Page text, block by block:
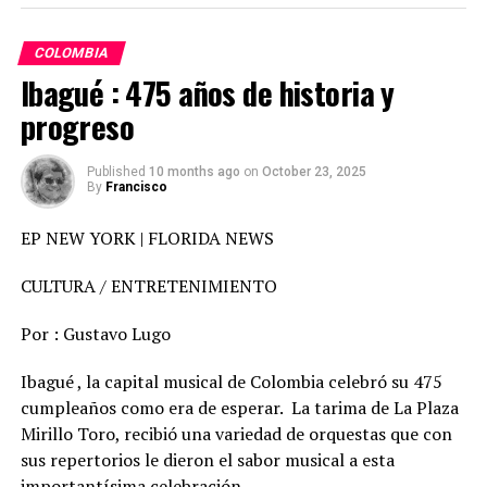
El fenómeno de las sectas siempre ha despertado un
enorme interés y preocupación en la sociedad.
La palabra secta viene del latín secare, que significa
sectario, cortar y presenta una connotación negativa, la
idea de separación. Esta separación originariamente
pensamiento. En Europa, dicha palabra se considera
a un maestro.
La definición técnica del concepto “secta” comenzó con
los trabajos del sociólogo alemán Max Weber y del
teólogo Ernst Troeltsch, que definieron “secta” en
oposición a “iglesia”.
En los principios del cristianismo los seguidores de
COLOMBIA
Ibagué : 475 años de historia y
progreso
Published 10 months ago on October 23, 2025
By Francisco
EP NEW YORK | FLORIDA NEWS
CULTURA / ENTRETENIMIENTO
Por : Gustavo Lugo
Ibagué , la capital musical de Colombia celebró su 475
cumpleaños como era de esperar. La tarima de La Plaza
Mirillo Toro, recibió una variedad de orquestas que con
sus repertorios le dieron el sabor musical a esta